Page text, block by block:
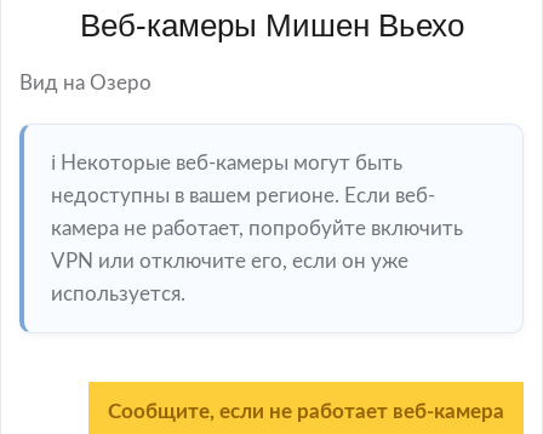
Веб-камеры Мишен Вьехо
Вид на Озеро
ℹ️ Некоторые веб-камеры могут быть
недоступны в вашем регионе. Если веб-
камера не работает, попробуйте включить
VPN или отключите его, если он уже
используется.
Сообщите, если не работает веб-камера